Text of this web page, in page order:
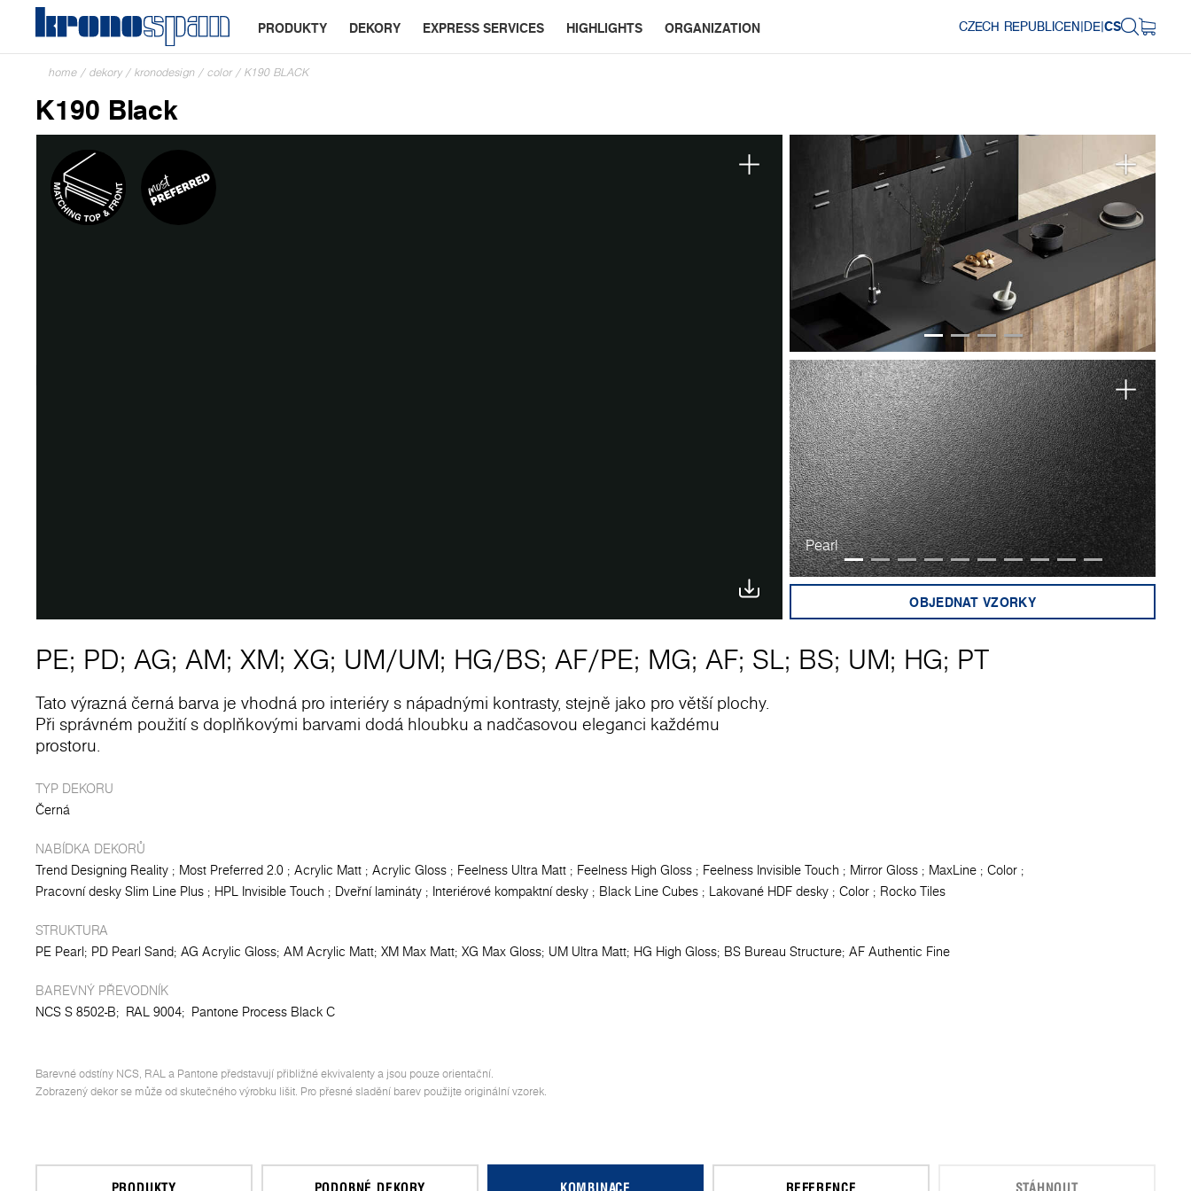
PRODUKTY DEKORY EXPRESS SERVICES HIGHLIGHTS ORGANIZATION CZECH REPUBLICEN|DE|CS
home / dekory / kronodesign / color / K190 BLACK
K190 Black
Pearl
OBJEDNAT VZORKY
PE; PD; AG; AM; XM; XG; UM/UM; HG/BS; AF/PE; MG; AF; SL; BS; UM; HG; PT
Tato výrazná černá barva je vhodná pro interiéry s nápadnými kontrasty, stejně jako pro větší plochy.
Při správném použití s doplňkovými barvami dodá hloubku a nadčasovou eleganci každému
prostoru.
TYP DEKORU
Černá
NABÍDKA DEKORŮ
Trend Designing Reality
Most Preferred 2.0 Acrylic Matt Acrylic Gloss Feelness Ultra Matt Feelness High Gloss Feelness Invisible Touch Mirror Gloss MaxLine Color
Pracovní desky Slim Line Plus
HPL Invisible Touch Dveřní lamináty Interiérové kompaktní desky Black Line Cubes Lakované HDF desky Color Rocko Tiles
STRUKTURA
PE Pearl PD Pearl Sand AG Acrylic Gloss AM Acrylic Matt XM Max Matt XG Max Gloss UM Ultra Matt HG High Gloss BS Bureau Structure AF Authentic Fine
BAREVNÝ PŘEVODNÍK
NCS S 8502-B; RAL 9004; Pantone Process Black C
Barevné odstíny NCS, RAL a Pantone představují přibližné ekvivalenty a jsou pouze orientační.
Zobrazený dekor se může od skutečného výrobku lišit. Pro přesné sladění barev použijte originální vzorek.
PRODUKTY PODOBNÉ DEKORY KOMBINACE REFERENCE STÁHNOUT